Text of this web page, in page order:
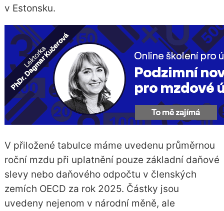
v Estonsku.
V přiložené tabulce máme uvedenu průměrnou
roční mzdu při uplatnění pouze základní daňové
slevy nebo daňového odpočtu v členských
zemích OECD za rok 2025. Částky jsou
uvedeny nejenom v národní měně, ale